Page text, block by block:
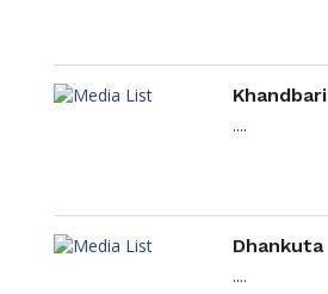
Khandbari
....
Dhankuta
....